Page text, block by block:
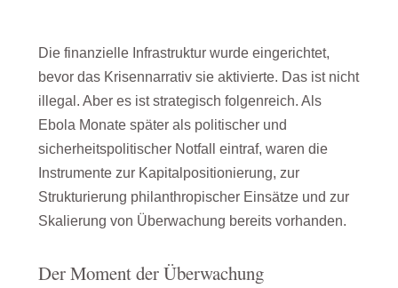
Die finanzielle Infrastruktur wurde eingerichtet,
bevor das Krisennarrativ sie aktivierte. Das ist nicht
illegal. Aber es ist strategisch folgenreich. Als
Ebola Monate später als politischer und
sicherheitspolitischer Notfall eintraf, waren die
Instrumente zur Kapitalpositionierung, zur
Strukturierung philanthropischer Einsätze und zur
Skalierung von Überwachung bereits vorhanden.
Der Moment der Überwachung